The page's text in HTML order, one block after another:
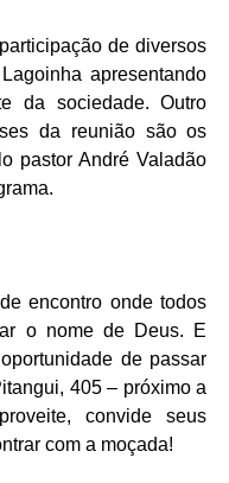
de diversos
apresentando
da sociedade. Outro
da reunião são os
pastor André Valadão
encontro onde todos
o nome de Deus. E
de passar
405 – próximo a
convide seus
com a moçada!